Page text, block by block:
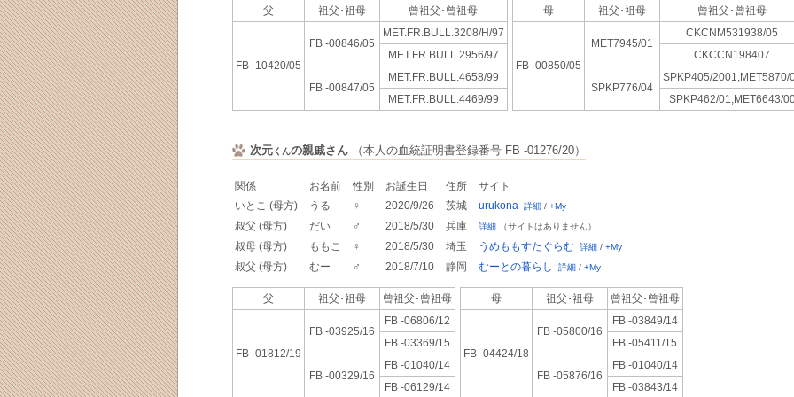
父 祖父･祖母 曾祖父･ 曾祖母
FB -10420/05
FB -00846/05
MET.FR.BULL.3208/H/97
MET.FR.BULL.2956/97
FB -00847/05
MET.FR.BULL.4658/99
MET.FR.BULL.4469/99
母 祖父･祖母 曾祖父･ 曾祖母
FB -00850/05
MET7945/01
CKCNM531938/05
CKCCN198407
SPKP776/04
SPKP405/2001,MET5870/
SPKP462/01,MET6643/
次元くんの親戚さん（本人の血統証明書登録番号 FB -01276/20）
関係 お名前 性別 お誕生日 住所
サイト
いとこ (母方)
うる ♀ 2020/9/26 茨城 urukona 詳細/ +My
叔父 (母方) だい ♂ 2018/5/30 兵庫 詳細（サイトはありません）
叔母 (母方) ももこ ♀ 2018/5/30 埼玉 うめももすたぐらむ 詳細/ +My
叔父 (母方) むー ♂ 2018/7/10 静岡 むーとの暮らし 詳細/ +My
父 祖父･祖母 曾祖父･ 曾祖母
FB -01812/19
FB -03925/16
FB -06806/12
FB -03369/15
FB -00329/16
FB -01040/14
FB -06129/14
母 祖父･祖母 曾祖父･ 曾祖母
FB -04424/18
FB -05800/16
FB -03849/14
FB -05411/15
FB -05876/16
FB -01040/14
FB -03843/14